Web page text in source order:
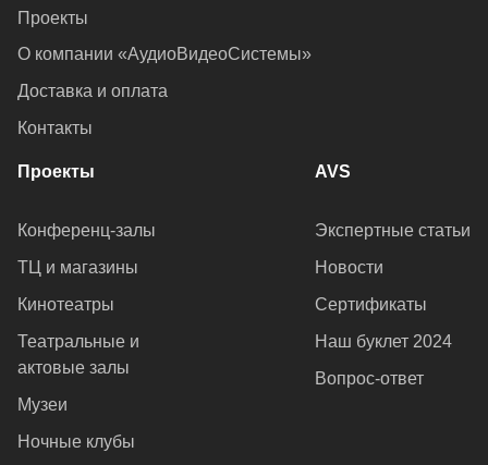
Проекты
О компании «АудиоВидеоСистемы»
Доставка и оплата
Контакты
Проекты
Конференц-залы
ТЦ и магазины
Кинотеатры
Театральные и
актовые залы
Музеи
Ночные клубы
AVS
Экспертные статьи
Новости
Сертификаты
Наш буклет 2024
Вопрос-ответ